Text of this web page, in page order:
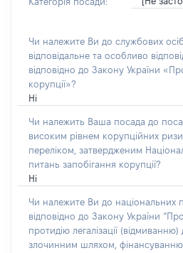
Чи належите Ви до службових
відповідальне та особливо
відповідно до Закону України
корупції»?
Ні
Чи належить Ваша посада до
високим рівнем корупційних
переліком, затвердженим
питань запобігання корупції?
Ні
Чи належите Ви до національних
відповідно до Закону України
протидію легалізації
злочинним шляхом,